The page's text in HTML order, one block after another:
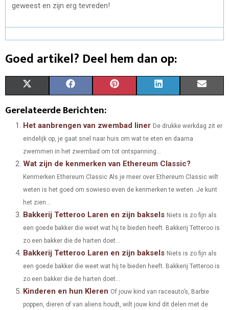
geweest en zijn erg tevreden!
Goed artikel? Deel hem dan op:
R
O
T
W
T
E
R
)
R
O
C
E
O
K
R
O
N
T
E
R
S
T
R
O
K
E
D
N
A
O
A
Gerelateerde Berichten:
Het aanbrengen van zwembad liner De drukke werkdag zit er
eindelijk op, je gaat snel naar huis om wat te eten en daarna
zwemmen in het zwembad om tot ontspanning...
Wat zijn de kenmerken van Ethereum Classic?
Kenmerken Ethereum Classic Als je meer over Ethereum Classic wilt
weten is het goed om sowieso even de kenmerken te weten. Je kunt
het zien...
Bakkerij Tetteroo Laren en zijn baksels Niets is zo fijn als
een goede bakker die weet wat hij te bieden heeft. Bakkerij Tetteroo is
zo een bakker die de harten doet...
Bakkerij Tetteroo Laren en zijn baksels Niets is zo fijn als
een goede bakker die weet wat hij te bieden heeft. Bakkerij Tetteroo is
zo een bakker die de harten doet...
Kinderen en hun Kleren Of jouw kind van raceauto’s, Barbie
poppen, dieren of van aliens houdt, wilt jouw kind dit delen met de